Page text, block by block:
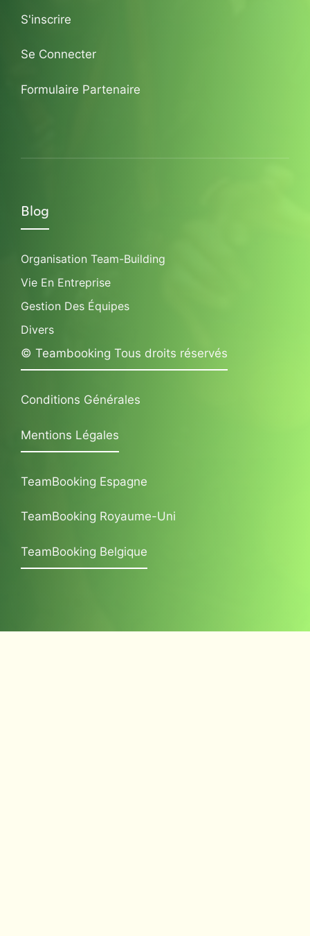
S'inscrire
Se Connecter
Formulaire Partenaire
Blog
Organisation Team-Building
Vie En Entreprise
Gestion Des Équipes
Divers
© Teambooking Tous droits réservés
Conditions Générales
Mentions Légales
TeamBooking Espagne
TeamBooking Royaume-Uni
TeamBooking Belgique